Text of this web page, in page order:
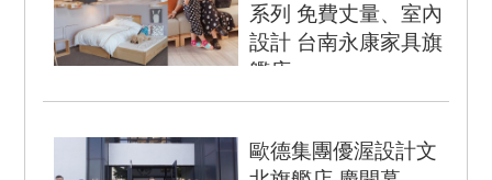
系列 免費丈量、室內
設計 台南永康家具旗
艦店
好一間兒童房，相信大家
多少會驚訝！！ 因為...
歐德集團優渥設計文